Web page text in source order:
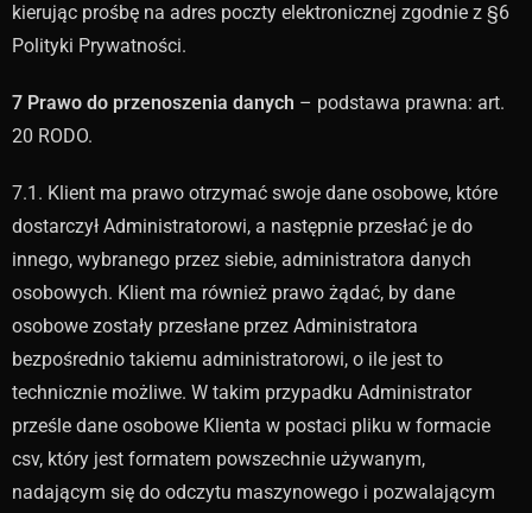
kierując prośbę na adres poczty elektronicznej zgodnie z §6
Polityki Prywatności.
7 Prawo do przenoszenia danych – podstawa prawna: art.
20 RODO.
7.1. Klient ma prawo otrzymać swoje dane osobowe, które
dostarczył Administratorowi, a następnie przesłać je do
innego, wybranego przez siebie, administratora danych
osobowych. Klient ma również prawo żądać, by dane
osobowe zostały przesłane przez Administratora
bezpośrednio takiemu administratorowi, o ile jest to
technicznie możliwe. W takim przypadku Administrator
prześle dane osobowe Klienta w postaci pliku w formacie
csv, który jest formatem powszechnie używanym,
nadającym się do odczytu maszynowego i pozwalającym